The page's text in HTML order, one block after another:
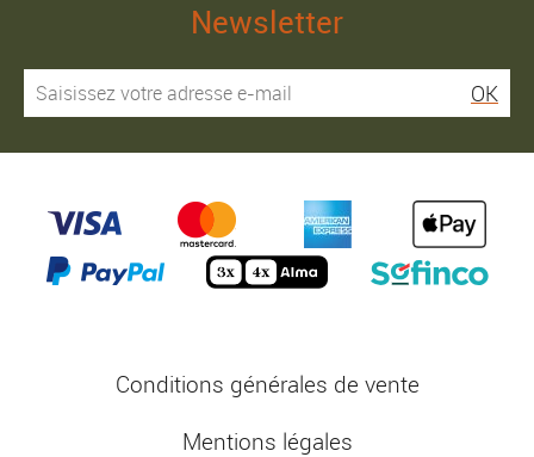
Newsletter
OK
Conditions générales de vente
Mentions légales